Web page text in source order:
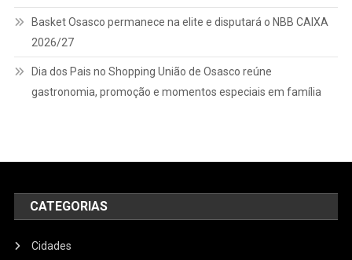
Basket Osasco permanece na elite e disputará o NBB CAIXA
2026/27
Dia dos Pais no Shopping União de Osasco reúne
gastronomia, promoção e momentos especiais em família
CATEGORIAS
Cidades